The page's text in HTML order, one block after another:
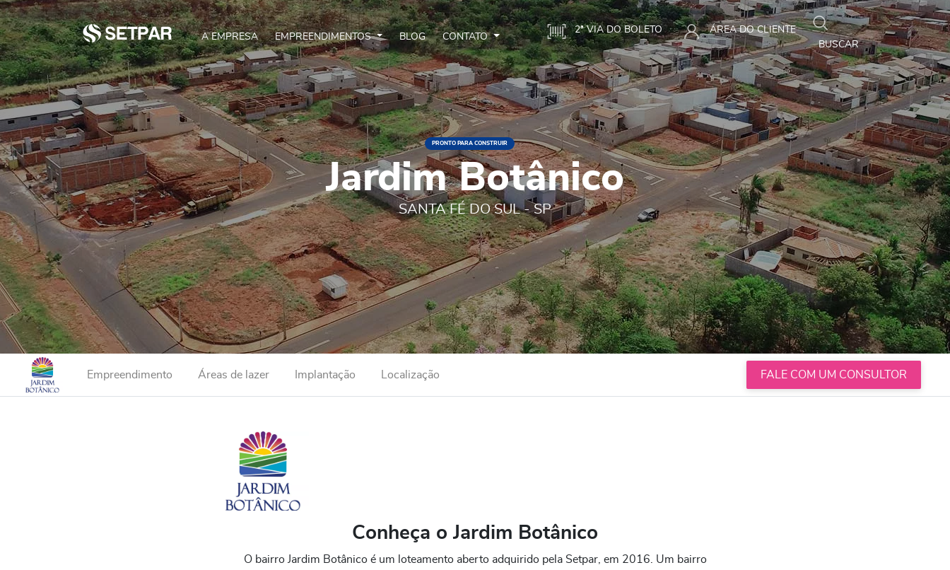
A EMPRESA EMPREENDIMENTOS BLOG CONTATO
2ª VIA DO BOLETO
ÁREA DO CLIENTE
BUSCAR
PRONTO PARA CONSTRUIR
Jardim Botânico
SANTA FÉ DO SUL - SP
Empreendimento Áreas de lazer Implantação Localização FALE COM UM CONSULTOR
Conheça o Jardim Botânico
O bairro Jardim Botânico é um loteamento aberto adquirido pela Setpar, em 2016. Um bairro